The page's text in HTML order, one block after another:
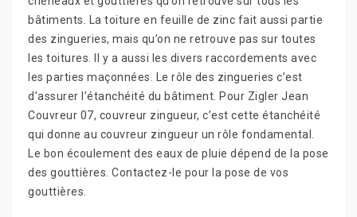
bâtiments. La toiture en feuille de zinc fait aussi partie
des zingueries, mais qu’on ne retrouve pas sur toutes
les toitures. Il y a aussi les divers raccordements avec
les parties maçonnées. Le rôle des zingueries c’est
d’assurer l’étanchéité du bâtiment. Pour Zigler Jean
Couvreur 07, couvreur zingueur, c’est cette étanchéité
qui donne au couvreur zingueur un rôle fondamental.
Le bon écoulement des eaux de pluie dépend de la pose
des gouttières. Contactez-le pour la pose de vos
gouttières.